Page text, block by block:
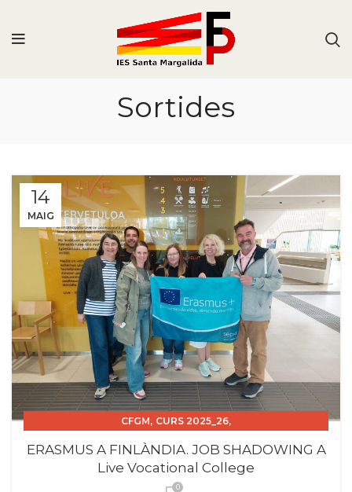
Sortides
14
MAIG
CFGM, CURS 2025_26,
CURS FORMACIÓ PROFESSORAT ERASMUS
FORMACIÓ PROFESSORAT , JOB SHADOWING
SORTIDES
ERASMUS A FINLÀNDIA. JOB SHADOWING A
Live Vocational College
0